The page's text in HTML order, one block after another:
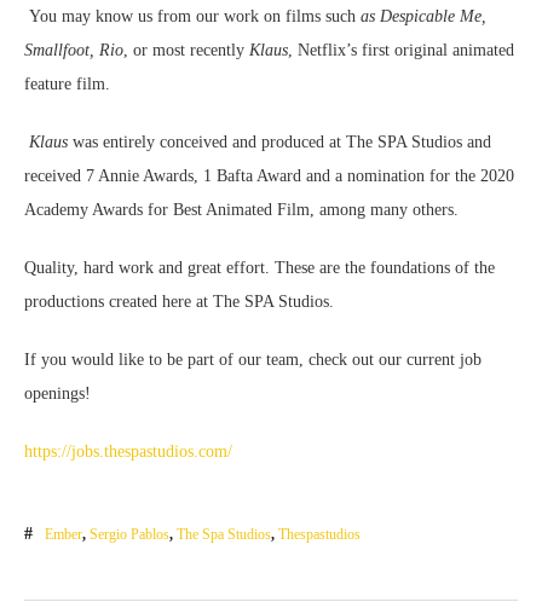
You may know us from our work on films such as Despicable Me,
Smallfoot, Rio, or most recently Klaus, Netflix’s first original animated
feature film.
Klaus was entirely conceived and produced at The SPA Studios and
received 7 Annie Awards, 1 Bafta Award and a nomination for the 2020
Academy Awards for Best Animated Film, among many others.
Quality, hard work and great effort. These are the foundations of the
productions created here at The SPA Studios.
If you would like to be part of our team, check out our current job
openings!
https://jobs.thespastudios.com/
Ember, Sergio Pablos, The Spa Studios, Thespastudios